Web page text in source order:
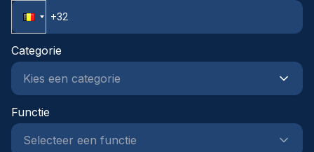
santé.
Categorie
Functie